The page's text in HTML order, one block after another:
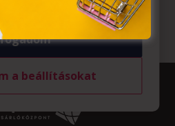
a beállításokat